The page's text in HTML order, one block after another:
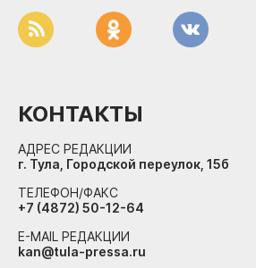
КОНТАКТЫ
АДРЕС РЕДАКЦИИ
г. Тула, Городской переулок, 15б
ТЕЛЕФОН/ФАКС
+7 (4872) 50-12-64
E-MAIL РЕДАКЦИИ
kan@tula-pressa.ru